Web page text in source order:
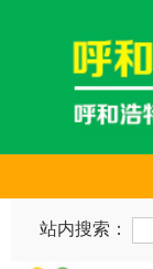
站内搜索：